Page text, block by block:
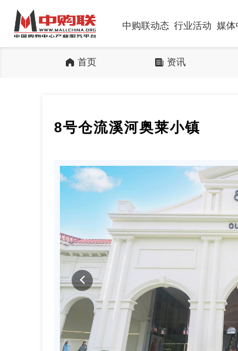
中购联动态 行业活动 媒体
首页 资讯
8号仓流溪河奥莱小镇